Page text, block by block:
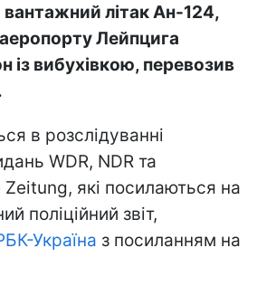
вантажний літак Ан-124,
аеропорту Лейпцига
із вибухівкою, перевозив
в розслідуванні
WDR, NDR та
які посилаються на
поліційний звіт,
Україна з посиланням на